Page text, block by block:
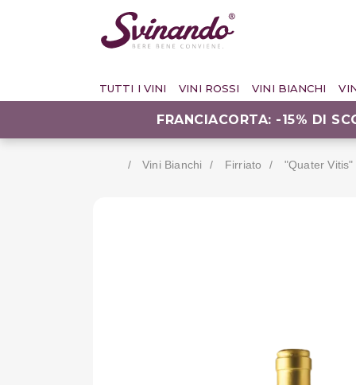
TUTTI I VINI VINI ROSSI VINI BIANCHI
FRANCIACORTA: -15% DI
Vini Bianchi Firriato "quater Vitis"